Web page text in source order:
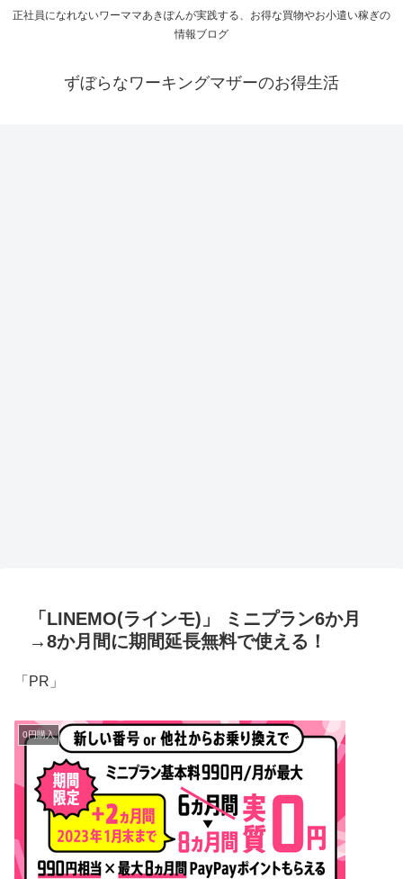
正社員になれないワーママあきぽんが実践する、お得な買物やお小遣い稼ぎの
情報ブログ
ずぼらなワーキングマザーのお得生活
「LINEMO(ラインモ)」 ミニプラン6か月
→8か月間に期間延長無料で使える！
「PR」
0円購入